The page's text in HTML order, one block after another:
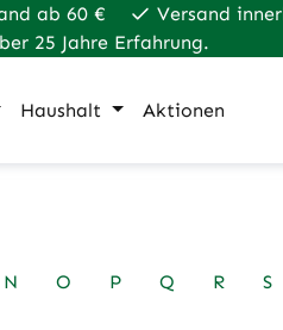
ab 60 €
Versand
25 Jahre Erfahrung.
Haushalt Aktionen
N O P Q R S